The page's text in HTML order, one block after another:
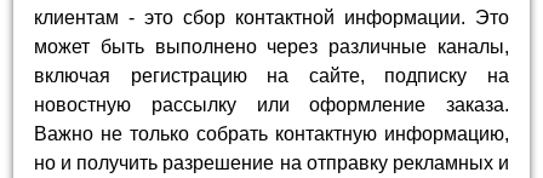
клиентам - это сбор контактной информации. Это
может быть выполнено через различные каналы,
включая регистрацию на сайте, подписку на
новостную рассылку или оформление заказа.
Важно не только собрать контактную информацию,
но и получить разрешение на отправку рекламных и